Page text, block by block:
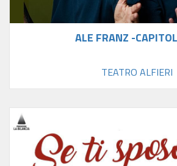
ALE FRANZ -
TEATRO ALFIERI